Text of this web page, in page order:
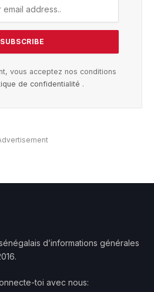
vous acceptez nos conditions
de confidentialité .
d’informations générales
toi avec nous: